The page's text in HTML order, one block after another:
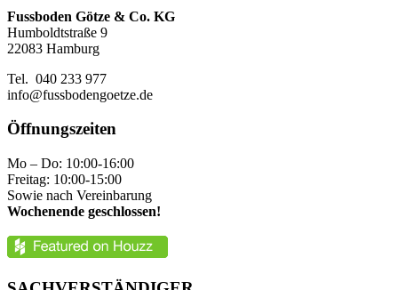
Fussboden Götze & Co. KG
Humboldtstraße 9
22083 Hamburg
Tel. 040 233 977
info@fussbodengoetze.de
Öffnungszeiten
Mo – Do: 10:00-16:00
Freitag: 10:00-15:00
Sowie nach Vereinbarung
Wochenende geschlossen!